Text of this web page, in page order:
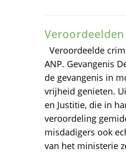
Veroordeelde
ANP. Gevangenis
de gevangenis in
vrijheid genieten.
en Justitie, die in
veroordeling
misdadigers ook
van het ministerie